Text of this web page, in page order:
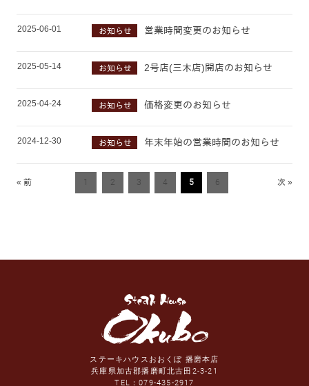
2025-06-01 お知らせ 営業時間変更のお知らせ
2025-05-14 お知らせ 2号店(三木店)開店のお知らせ
2025-04-24 お知らせ 価格変更のお知らせ
2024-12-30 お知らせ 年末年始の営業時間のお知らせ
« 前 1 2 3 4 5 6 次 »
ステーキハウスおおくぼ 播磨本店
兵庫県加古郡播磨町北古田2-3-21
TEL：079-435-2917